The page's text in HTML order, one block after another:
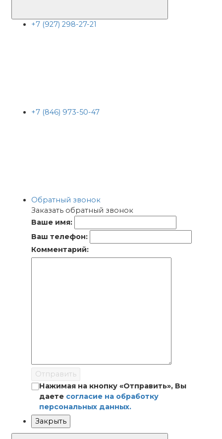
+7 (927) 298-27-21
+7 (846) 973-50-47
Обратный звонок
Заказать обратный звонок
Ваше имя:
Ваш телефон:
Комментарий:
Отправить
Нажимая на кнопку «Отправить», Вы
даете согласие на обработку
персональных данных.
Закрыть